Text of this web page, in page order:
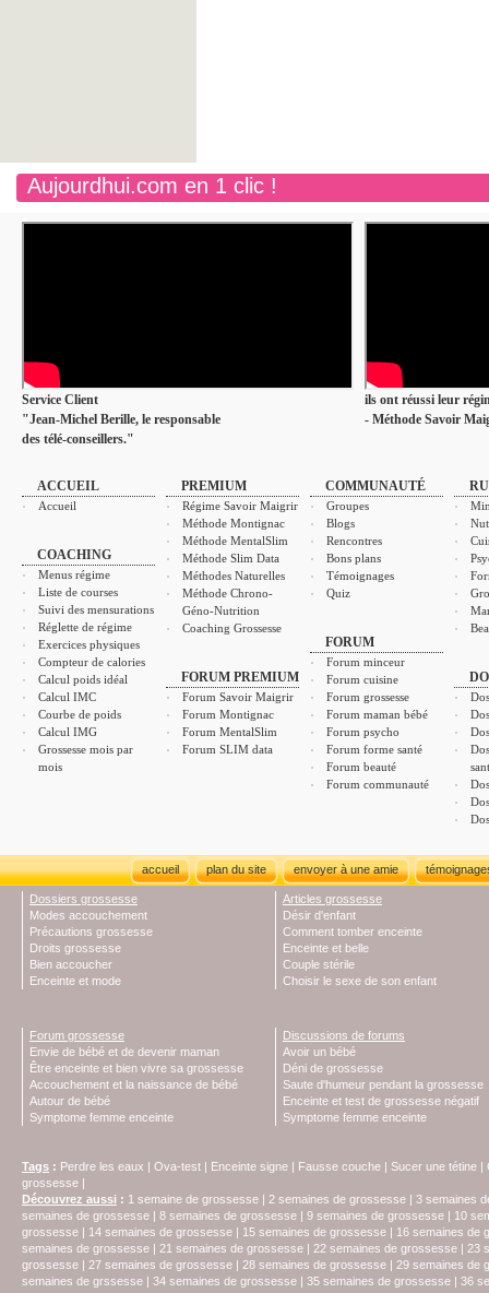
Aujourdhui.com en 1 clic !
Service Client
"Jean-Michel Berille, le responsable
des télé-conseillers."
ils ont réussi leur
- Méthode Savoir
ACCUEIL
Accueil
COACHING
Menus régime
Liste de courses
Suivi des mensurations
Réglette de régime
Exercices physiques
Compteur de calories
Calcul poids idéal
Calcul IMC
Courbe de poids
Calcul IMG
Grossesse mois par
mois
PREMIUM
Régime Savoir Maigrir
Méthode Montignac
Méthode MentalSlim
Méthode Slim Data
Méthodes Naturelles
Méthode Chrono-
Géno-Nutrition
Coaching Grossesse
FORUM PREMIUM
Forum Savoir Maigrir
Forum Montignac
Forum MentalSlim
Forum SLIM data
COMMUNAUTÉ
Groupes
Blogs
Rencontres
Bons plans
Témoignages
Quiz
FORUM
Forum minceur
Forum cuisine
Forum grossesse
Forum maman bébé
Forum psycho
Forum forme santé
Forum beauté
Forum communauté
accueil plan du site envoyer à une amie
Dossiers grossesse
Modes accouchement
Précautions grossesse
Droits grossesse
Bien accoucher
Enceinte et mode
Articles grossesse
Désir d'enfant
Comment tomber enceinte
Enceinte et belle
Couple stérile
Choisir le sexe de son enfant
Forum grossesse
Envie de bébé et de devenir maman
Être enceinte et bien vivre sa grossesse
Accouchement et la naissance de bébé
Autour de bébé
Symptome femme enceinte
Discussions de forums
Avoir un bébé
Déni de grossesse
Saute d'humeur pendant la grossesse
Enceinte et test de grossesse négatif
Symptome femme enceinte
Tags : Perdre les eaux | Ova-test | Enceinte signe | Fausse couche | Sucer une tétine |
grossesse |
Découvrez aussi : 1 semaine de grossesse | 2 semaines de grossesse | 3 semaines
semaines de grossesse | 8 semaines de grossesse | 9 semaines de grossesse | 10
grossesse | 14 semaines de grossesse | 15 semaines de grossesse | 16 semaines de
semaines de grossesse | 21 semaines de grossesse | 22 semaines de grossesse | 23
grossesse | 27 semaines de grossesse | 28 semaines de grossesse | 29 semaines de
semaines de grssesse | 34 semaines de grossesse | 35 semaines de grossesse | 36